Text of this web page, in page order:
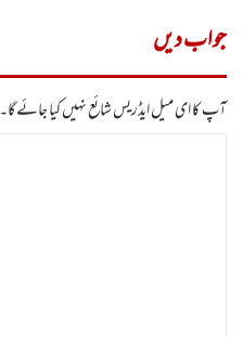
جواب دیں
آپ کا ای میل ایڈریس شائع نہیں کیا جائے گا۔